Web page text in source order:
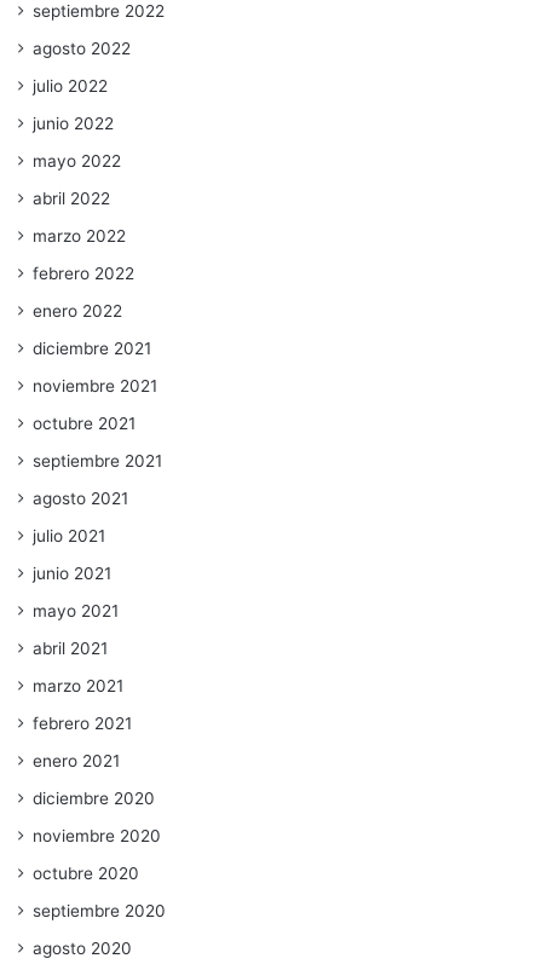
septiembre 2022
agosto 2022
julio 2022
junio 2022
mayo 2022
abril 2022
marzo 2022
febrero 2022
enero 2022
diciembre 2021
noviembre 2021
octubre 2021
septiembre 2021
agosto 2021
julio 2021
junio 2021
mayo 2021
abril 2021
marzo 2021
febrero 2021
enero 2021
diciembre 2020
noviembre 2020
octubre 2020
septiembre 2020
agosto 2020